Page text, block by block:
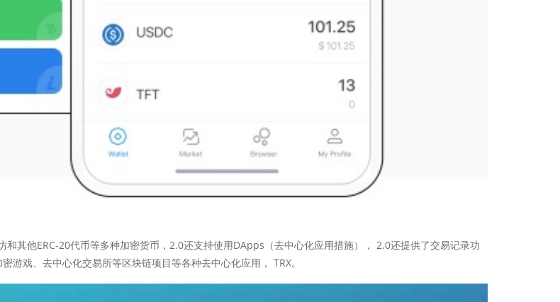
其他ERC-20代币等多种加密货币，2.0还支持使用DApps（去中心化应用措施）， 2.0还提供了交易记录功
戏、去中心化交易所等区块链项目等各种去中心化应用， TRX。